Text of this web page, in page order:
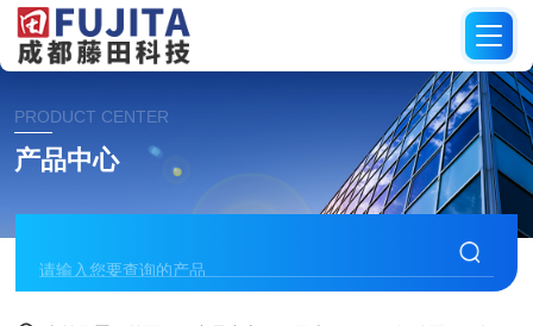
PRODUCT CENTER
产品中心